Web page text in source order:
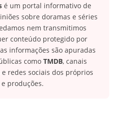
é um portal informativo de
sobre doramas e séries
nem transmitimos
conteúdo protegido por
informações são apuradas
como TMDB, canais
redes sociais dos próprios
produções.